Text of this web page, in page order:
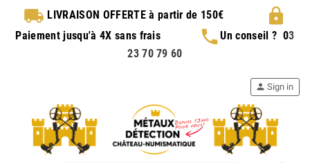
local_shipping LIVRAISON OFFERTEà partir de 150€ lock
Paiement jusqu'à 4X sans frais phoneUn conseil ? 03
23 70 79 60
person Sign in